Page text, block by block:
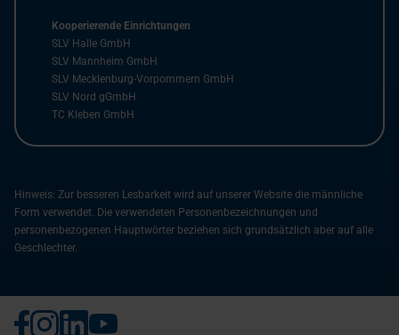
Kooperierende Einrichtungen
SLV Halle GmbH
SLV Mannheim GmbH
SLV Mecklenburg-Vorpommern GmbH
SLV Nord gGmbH
TC Kleben GmbH
Hinweis: Zur besseren Lesbarkeit wird auf unserer Website die männliche
Form verwendet. Die verwendeten Personenbezeichnungen und
personenbezogenen Hauptwörter beziehen sich grundsätzlich aber auf alle
Geschlechter.